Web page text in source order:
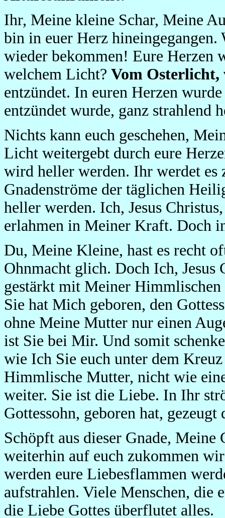
Ihr, Meine kleine Schar, Meine
bin in euer Herz hineingegangen.
wieder bekommen! Eure Herzen
welchem Licht? Vom Osterlicht,
entzündet. In euren Herzen
entzündet wurde, ganz strahlend
Nichts kann euch geschehen,
Licht weitergebt durch eure
wird heller werden. Ihr werdet es
Gnadenströme der täglichen
heller werden. Ich, Jesus
erlahmen in Meiner Kraft. Doch
Du, Meine Kleine, hast es recht
Ohnmacht glich. Doch Ich, Jesus
gestärkt mit Meiner
Sie hat Mich geboren, den
ohne Meine Mutter nur einen
ist Sie bei Mir. Und somit
wie Ich Sie euch unter dem
Himmlische Mutter, nicht wie
weiter. Sie ist die Liebe. In Ihr
Gottessohn, geboren hat,
Schöpft aus dieser Gnade,
weiterhin auf euch zukommen
werden eure Liebesflammen
aufstrahlen. Viele Menschen, die
die Liebe Gottes überflutet alles.